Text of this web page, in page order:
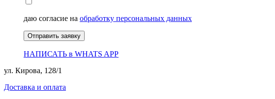
даю согласие на обработку персональных данных
Отправить заявку
НАПИСАТЬ в WHATS APP
ул. Кирова, 128/1
Доставка и оплата